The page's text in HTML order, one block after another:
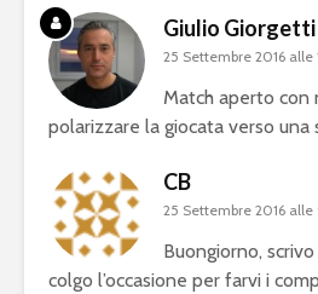
Giulio Giorgetti
25 Settembre 2016 alle
Match aperto
polarizzare la giocata verso una
CB
25 Settembre 2016 alle
Buongiorno,
colgo l’occasione per farvi i